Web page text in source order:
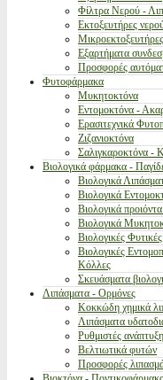
Φίλτρα Νερού -
Εκτοξευτήρες
Εξαρτήματα
Προσφορές
Φυτοφάρμακα
Μυκητοκτόνα
Εντομοκτόνα -
Ερασιτεχνικά
Ζιζανιοκτόνα
Σαλιγκαροκτόνα -
Βιολογικά φάρμακα -
Βιολογικά
Βιολογικά
Βιολογικά
Βιολογικά
Βιολογικές
Βιολογικές
Κόλλες
Σκευάσματα
Λιπάσματα - Ορμόνες
Κοκκώδη χημικά
Λιπάσματα
Ρυθμιστές
Βελτιωτικά φυτών
Προσφορές